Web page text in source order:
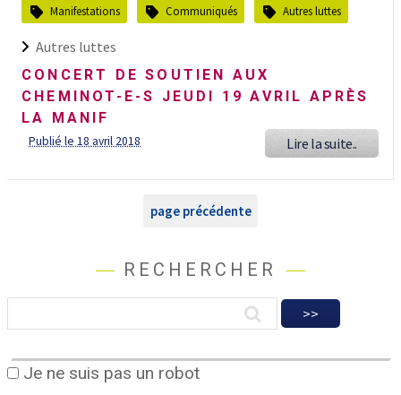
Manifestations Communiqués Autres luttes
Autres luttes
CONCERT DE SOUTIEN AUX
CHEMINOT-E-S JEUDI 19 AVRIL APRÈS
LA MANIF
Publié le 18 avril 2018 Lire la suite..
page précédente
RECHERCHER
Je ne suis pas un robot